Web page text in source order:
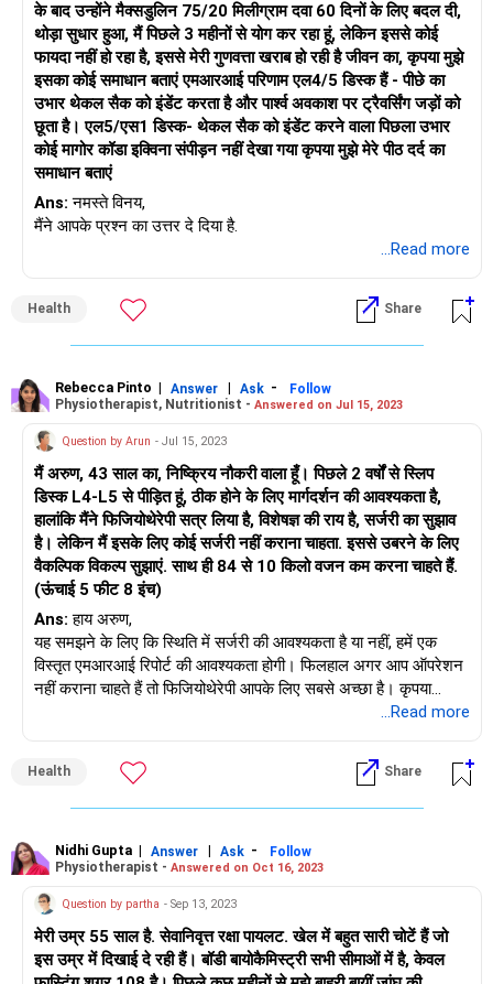
के बाद उन्होंने मैक्सडुलिन 75/20 मिलीग्राम दवा 60 दिनों के लिए बदल दी,
थोड़ा सुधार हुआ, मैं पिछले 3 महीनों से योग कर रहा हूं, लेकिन इससे कोई
फायदा नहीं हो रहा है, इससे मेरी गुणवत्ता खराब हो रही है जीवन का, कृपया मुझे
इसका कोई समाधान बताएं एमआरआई परिणाम एल4/5 डिस्क हैं - पीछे का
उभार थेकल सैक को इंडेंट करता है और पार्श्व अवकाश पर ट्रैवर्सिंग जड़ों को
छूता है। एल5/एस1 डिस्क- थेकल सैक को इंडेंट करने वाला पिछला उभार
कोई मागोर कॉडा इक्विना संपीड़न नहीं देखा गया कृपया मुझे मेरे पीठ दर्द का
समाधान बताएं
Ans: नमस्ते विनय,
मैंने आपके प्रश्न का उत्तर दे दिया है.
...Read more
Health Share
Rebecca Pinto | Answer | Ask -
Follow
Physiotherapist, Nutritionist - Answered on Jul 15, 2023
Question by Arun - Jul 15, 2023
मैं अरुण, 43 साल का, निष्क्रिय नौकरी वाला हूँ। पिछले 2 वर्षों से स्लिप
डिस्क L4-L5 से पीड़ित हूं, ठीक होने के लिए मार्गदर्शन की आवश्यकता है,
हालांकि मैंने फिजियोथेरेपी सत्र लिया है, विशेषज्ञ की राय है, सर्जरी का सुझाव
है। लेकिन मैं इसके लिए कोई सर्जरी नहीं कराना चाहता. इससे उबरने के लिए
वैकल्पिक विकल्प सुझाएं. साथ ही 84 से 10 किलो वजन कम करना चाहते हैं.
(ऊंचाई 5 फीट 8 इंच)
Ans: हाय अरुण,
यह समझने के लिए कि स्थिति में सर्जरी की आवश्यकता है या नहीं, हमें एक
विस्तृत एमआरआई रिपोर्ट की आवश्यकता होगी। फिलहाल अगर आप ऑपरेशन
नहीं कराना चाहते हैं तो फिजियोथेरेपी आपके लिए सबसे अच्छा है। कृपया
अनुभवी फिजियोथेरेपिस्ट से मिलें और स्थिति को समझें ताकि आप...Read more
Health Share
Nidhi Gupta | Answer | Ask -
Follow
Physiotherapist - Answered on Oct 16, 2023
Question by partha - Sep 13, 2023
मेरी उम्र 55 साल है. सेवानिवृत्त रक्षा पायलट. खेल में बहुत सारी चोटें हैं जो
इस उम्र में दिखाई दे रही हैं। बॉडी बायोकैमिस्ट्री सभी सीमाओं में है, केवल